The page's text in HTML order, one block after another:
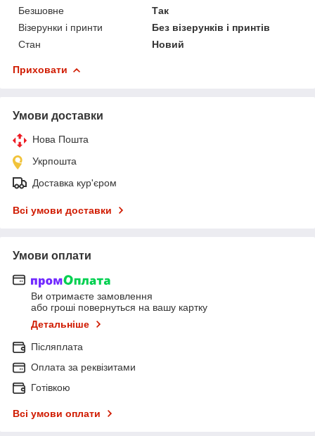
Безшовне
Так
Візерунки і принти
Без візерунків і принтів
Стан
Новий
Приховати
Умови доставки
Нова Пошта
Укрпошта
Доставка кур'єром
Всі умови доставки
Умови оплати
Ви отримаєте замовлення
або гроші повернуться на вашу картку
Детальніше
Післяплата
Оплата за реквізитами
Готівкою
Всі умови оплати